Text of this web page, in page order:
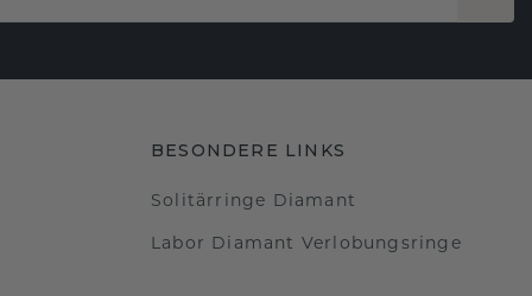
BESONDERE LINKS
Solitärringe Diamant
Labor Diamant Verlobungsringe